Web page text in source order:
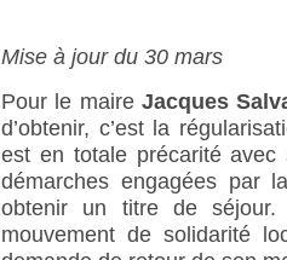
Mise à jour du 30 mars
Pour le maire Jacques
d’obtenir, c’est la
est en totale précarité avec
démarches engagées par
obtenir un titre de
mouvement de solidarité